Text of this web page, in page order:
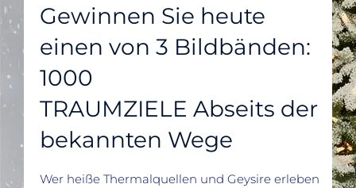
Gewinnen Sie heute
einen von 3 Bildbänden:
1000
TRAUMZIELE Abseits der
bekannten Wege
Wer heiße Thermalquellen und Geysire erleben